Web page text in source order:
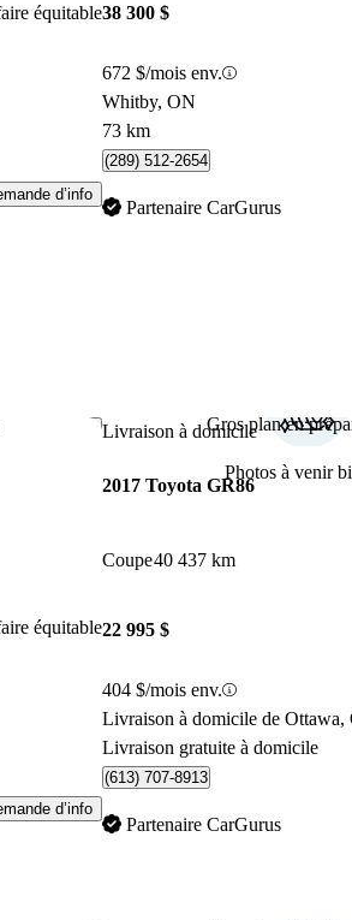
équitable
d’info
38 300 $
672 $/mois env.
Whitby, ON
73 km
(289) 512-2654
Partenaire CarGurus
Enregistrer cette annonce
équitable
d’info
Gros plan en
Photos à venir
Livraison à domicile
2017 Toyota GR86
Coupe40 437 km
22 995 $
404 $/mois env.
Livraison à domicile de Ottawa,
Livraison gratuite à domicile
(613) 707-8913
Partenaire CarGurus